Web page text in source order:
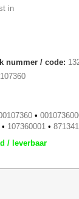
in
nummer / code:
•
• 107360001 •
/ leverbaar